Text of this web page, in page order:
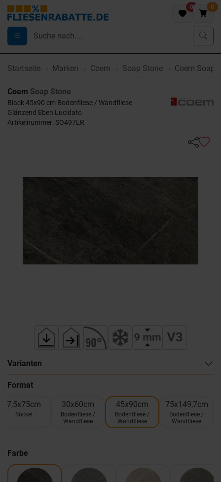
0 0
Startseite Marken Coem Soap Stone Coem Soap
Coem Soap Stone
Black 45x90 cm Bodenfliese / Wandfliese
Glänzend Eben Lucidato
Artikelnummer: SO497LR
Varianten
Format
7,5x75cm
Sockel
30x60cm
Bodenfliese /
Wandfliese
45x90cm
Bodenfliese /
Wandfliese
75x149,7cm
Bodenfliese /
Wandfliese
Farbe